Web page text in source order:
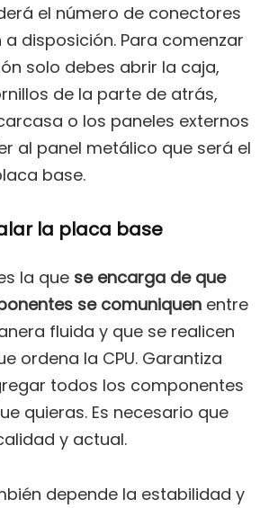
el número de conectores
disposición. Para comenzar
solo debes abrir la caja,
de la parte de atrás,
o los paneles externos
al panel metálico que será el
base.
la placa base
la que se encarga de que
se comuniquen entre
fluida y que se realicen
ordena la CPU. Garantiza
todos los componentes
quieras. Es necesario que
y actual.
depende la estabilidad y